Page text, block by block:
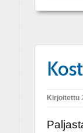
Kirjoitettu